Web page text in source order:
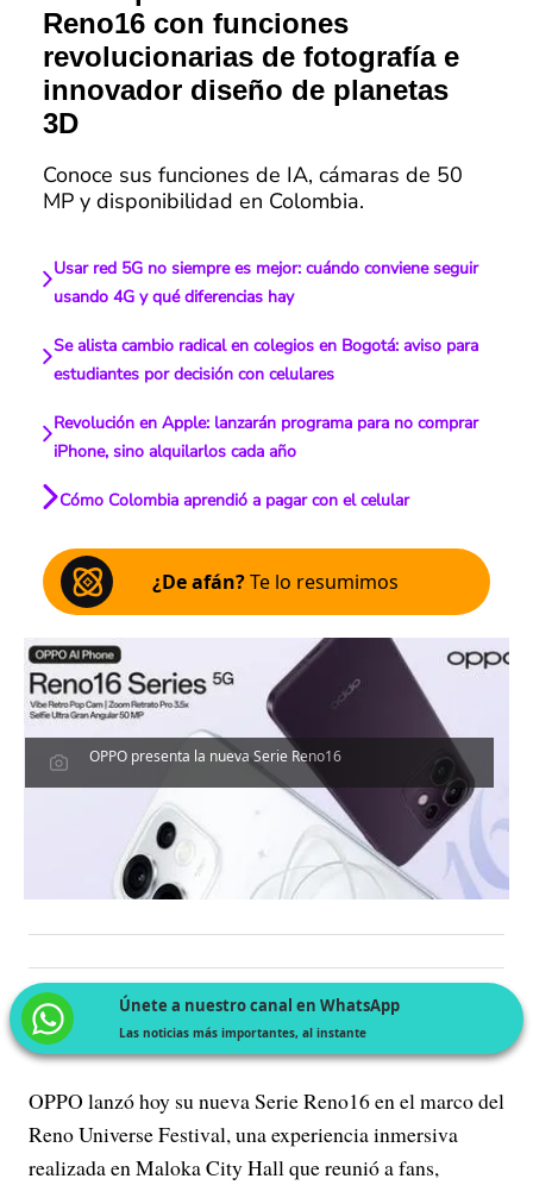
Reno16 con funciones
revolucionarias de fotografía e
innovador diseño de planetas
3D
Conoce sus funciones de IA, cámaras de 50
MP y disponibilidad en Colombia.
Usar red 5G no siempre es mejor: cuándo conviene seguir
usando 4G y qué diferencias hay
Se alista cambio radical en colegios en Bogotá: aviso para
estudiantes por decisión con celulares
Revolución en Apple: lanzarán programa para no comprar
iPhone, sino alquilarlos cada año
Cómo Colombia aprendió a pagar con el celular
¿De afán?Te lo resumimos
OPPO presenta la nueva Serie Reno16
Únete a nuestro canal en WhatsApp
Las noticias más importantes, al instante
OPPO lanzó hoy su nueva Serie Reno16 en el marco del
Reno Universe Festival, una experiencia inmersiva
realizada en Maloka City Hall que reunió a fans,